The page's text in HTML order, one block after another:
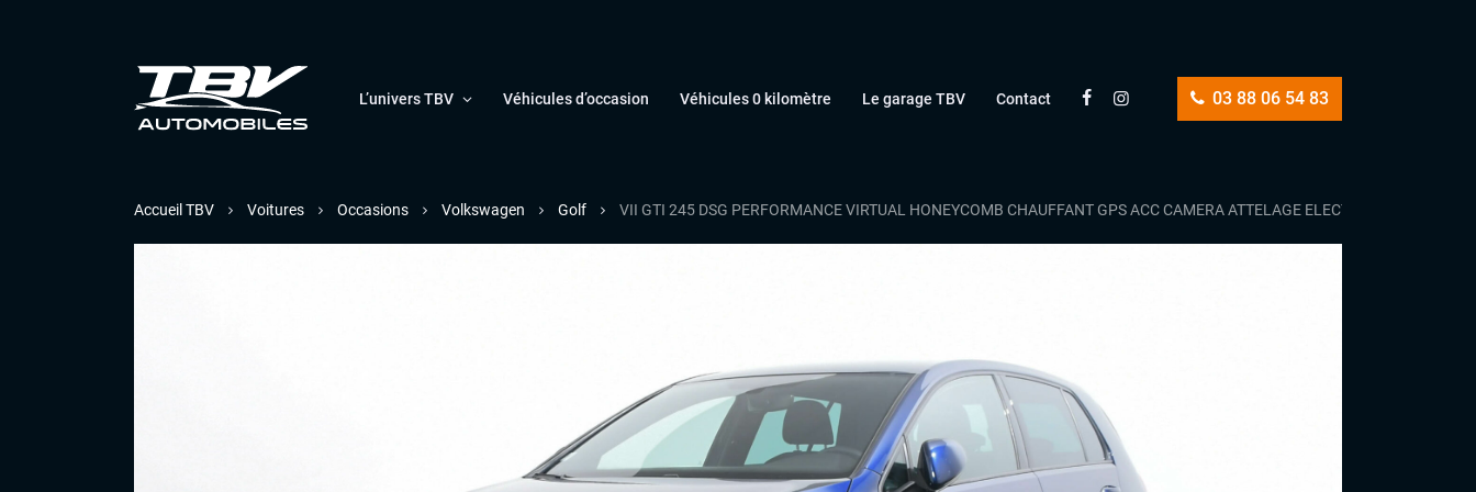
03 88 06 54 83
L’univers TBV Véhicules d’occasion Véhicules 0 kilomètre Le garage TBV Contact
Accueil TBV Voitures Occasions Volkswagen Golf VII GTI 245 DSG PERFORMANCE VIRTUAL HONEYCOMB CHAUFFANT GPS ACC CAMERA ATTELAGE ELECTRIQUEJANTES